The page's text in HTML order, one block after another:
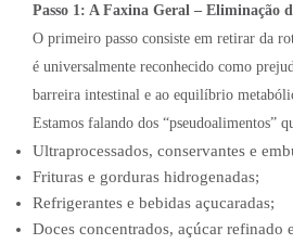
Passo 1: A Faxina Geral – Eliminação
O primeiro passo consiste em retirar da
é universalmente reconhecido como
barreira intestinal e ao equilíbrio
Estamos falando dos “pseudoalimentos”
Ultraprocessados, conservantes e
Frituras e gorduras hidrogenadas;
Refrigerantes e bebidas açucaradas;
Doces concentrados, açúcar refinado